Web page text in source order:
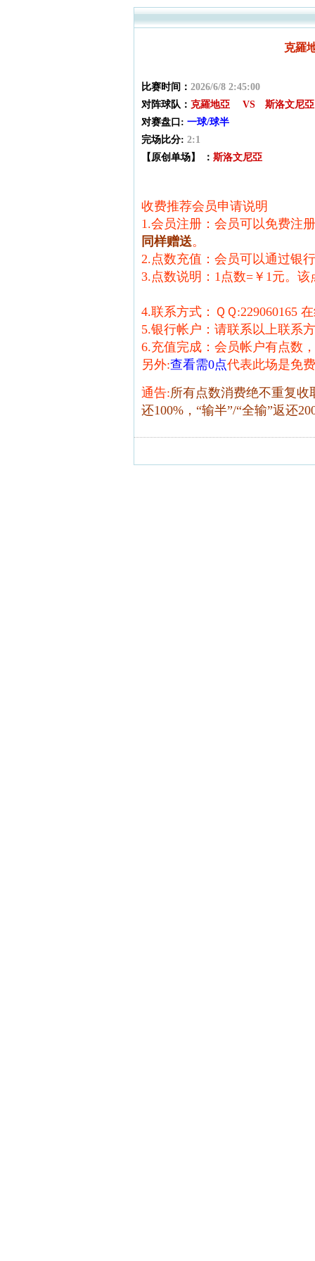
克羅
比赛时间： 2026/6/8 2:45:00
对阵球队： 克羅地亞 VS 斯洛文尼亞
对赛盘口: 一球/球半
完场比分: 2:1
【原创单场】 ： 斯洛文尼亞
收费推荐会员申请说明
1.会员注册：会员可以免费注
同样赠送。
2.点数充值：会员可以通过银
3.点数说明：1点数=￥1元。
4.联系方式：ＱＱ:229060165
5.银行帐户：请联系以上联系
6.充值完成：会员帐户有点数
另外:查看需0点代表此场是免
通告:所有点数消费绝不重复收
还100%，“输半”/“全输”返还